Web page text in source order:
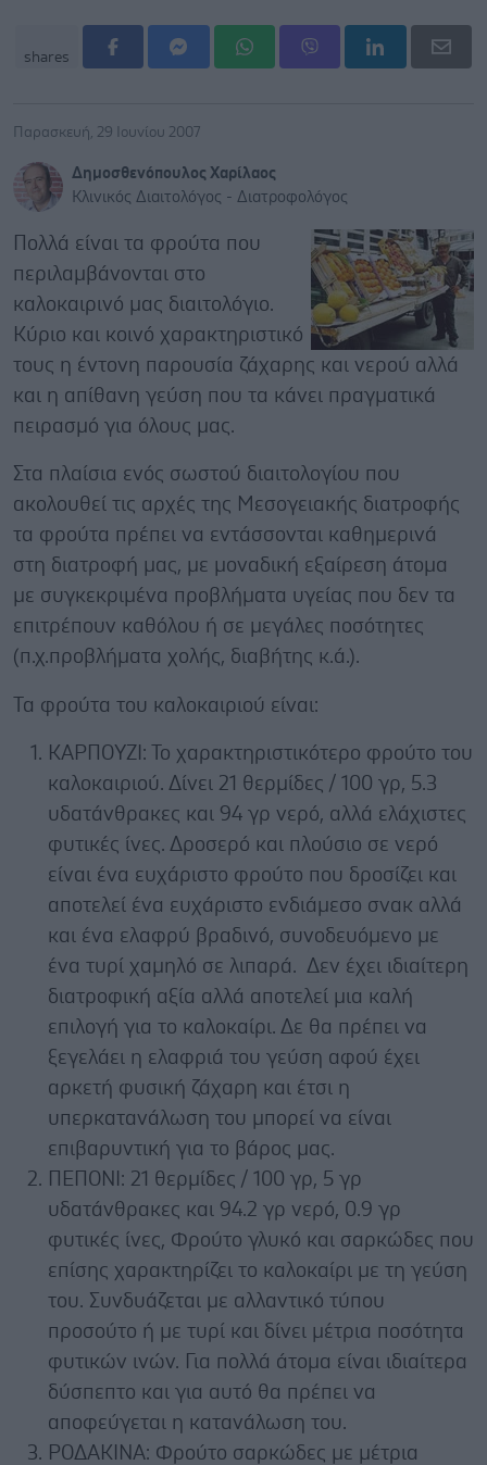
shares
Παρασκευή, 29 Ιουνίου 2007
Δημοσθενόπουλος Χαρίλαος
Κλινικός Διαιτολόγος - Διατροφολόγος
Πολλά είναι τα φρούτα που
περιλαμβάνονται στο
καλοκαιρινό μας διαιτολόγιο.
Κύριο και κοινό χαρακτηριστικό
τους η έντονη παρουσία ζάχαρης και νερού αλλά
και η απίθανη γεύση που τα κάνει πραγματικά
πειρασμό για όλους μας.
Στα πλαίσια ενός σωστού διαιτολογίου που
ακολουθεί τις αρχές της Μεσογειακής διατροφής
τα φρούτα πρέπει να εντάσσονται καθημερινά
στη διατροφή μας, με μοναδική εξαίρεση άτομα
με συγκεκριμένα προβλήματα υγείας που δεν τα
επιτρέπουν καθόλου ή σε μεγάλες ποσότητες
(π.χ.προβλήματα χολής, διαβήτης κ.ά.).
Τα φρούτα του καλοκαιριού είναι:
ΚΑΡΠΟΥΖΙ: Το χαρακτηριστικότερο φρούτο του
καλοκαιριού. Δίνει 21 θερμίδες / 100 γρ, 5.3
υδατάνθρακες και 94 γρ νερό, αλλά ελάχιστες
φυτικές ίνες. Δροσερό και πλούσιο σε νερό
είναι ένα ευχάριστο φρούτο που δροσίζει και
αποτελεί ένα ευχάριστο ενδιάμεσο σνακ αλλά
και ένα ελαφρύ βραδινό, συνοδευόμενο με
ένα τυρί χαμηλό σε λιπαρά. Δεν έχει ιδιαίτερη
διατροφική αξία αλλά αποτελεί μια καλή
επιλογή για το καλοκαίρι. Δε θα πρέπει να
ξεγελάει η ελαφριά του γεύση αφού έχει
αρκετή φυσική ζάχαρη και έτσι η
υπερκατανάλωση του μπορεί να είναι
επιβαρυντική για το βάρος μας.
ΠΕΠΟΝΙ: 21 θερμίδες / 100 γρ, 5 γρ
υδατάνθρακες και 94.2 γρ νερό, 0.9 γρ
φυτικές ίνες, Φρούτο γλυκό και σαρκώδες που
επίσης χαρακτηρίζει το καλοκαίρι με τη γεύση
του. Συνδυάζεται με αλλαντικό τύπου
προσούτο ή με τυρί και δίνει μέτρια ποσότητα
φυτικών ινών. Για πολλά άτομα είναι ιδιαίτερα
δύσπεπτο και για αυτό θα πρέπει να
αποφεύγεται η κατανάλωση του.
ΡΟΔΑΚΙΝΑ: Φρούτο σαρκώδες με μέτρια